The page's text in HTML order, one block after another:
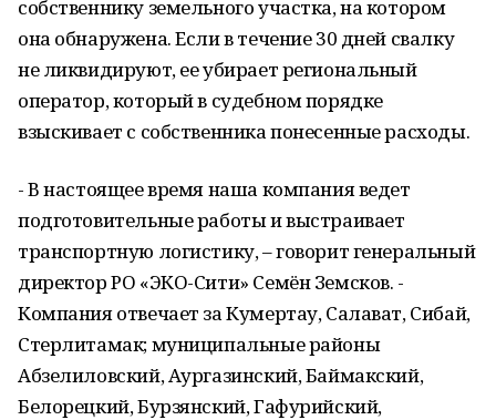
собственнику земельного участка, на котором
она обнаружена. Если в течение 30 дней свалку
не ликвидируют, ее убирает региональный
оператор, который в судебном порядке
взыскивает с собственника понесенные расходы.
- В настоящее время наша компания ведет
подготовительные работы и выстраивает
транспортную логистику, – говорит генеральный
директор РО «ЭКО-Сити» Семён Земсков. -
Компания отвечает за Кумертау, Салават, Сибай,
Стерлитамак; муниципальные районы
Абзелиловский, Аургазинский, Баймакский,
Белорецкий, Бурзянский, Гафурийский,